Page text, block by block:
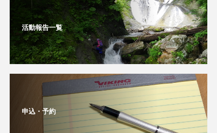
活動報告一覧
申込・予約